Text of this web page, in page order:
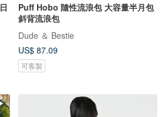
Puff Hobo 隨性流浪包 大容量半月包
斜背流浪包
Dude ＆ Bestie
US$ 87.09
可客製